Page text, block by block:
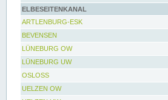
ELBESEITENKANAL
ARTLENBURG-ESK
BEVENSEN
LÜNEBURG OW
LÜNEBURG UW
OSLOSS
UELZEN OW